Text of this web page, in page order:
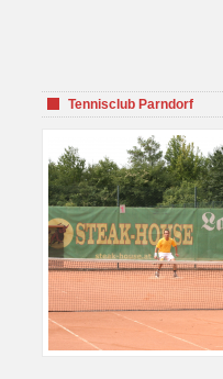
Tennisclub Parndorf